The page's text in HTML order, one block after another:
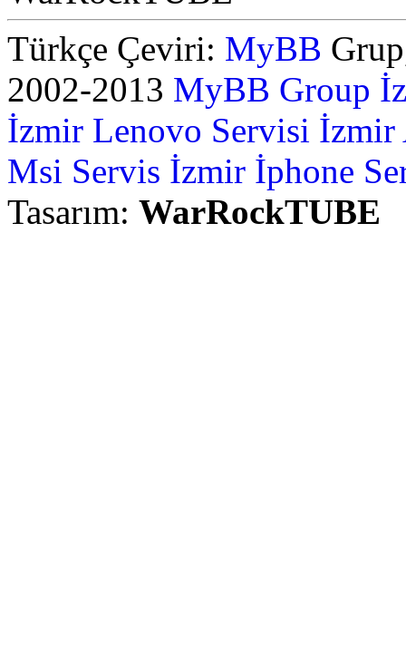
Türkçe Çeviri: MyBB
2002-2013 MyBB Group
İzmir Lenovo Servisi İzmir
Msi Servis İzmir İphone
Tasarım: WarRockTUBE